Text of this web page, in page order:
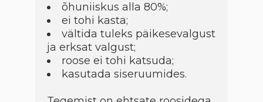
õhuniiskus alla 80%;
ei tohi kasta;
vältida tuleks päikesevalgust
ja erksat valgust;
roose ei tohi katsuda;
kasutada siseruumides.